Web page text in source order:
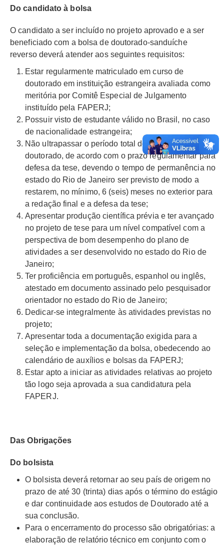
Do candidato à bolsa
O candidato a ser incluído no projeto aprovado e a ser
beneficiado com a bolsa de doutorado-sanduíche
reverso deverá atender aos seguintes requisitos:
Estar regularmente matriculado em curso de
doutorado em instituição estrangeira avaliada como
meritória por Comitê Especial de Julgamento
instituído pela FAPERJ;
Possuir visto de estudante válido no Brasil, no caso
de nacionalidade estrangeira;
Não ultrapassar o período total do curso de
doutorado, de acordo com o prazo regulamentar para
defesa da tese, devendo o tempo de permanência no
estado do Rio de Janeiro ser previsto de modo a
restarem, no mínimo, 6 (seis) meses no exterior para
a redação final e a defesa da tese;
Apresentar produção científica prévia e ter avançado
no projeto de tese para um nível compatível com a
perspectiva de bom desempenho do plano de
atividades a ser desenvolvido no estado do Rio de
Janeiro;
Ter proficiência em português, espanhol ou inglês,
atestado em documento assinado pelo pesquisador
orientador no estado do Rio de Janeiro;
Dedicar-se integralmente às atividades previstas no
projeto;
Apresentar toda a documentação exigida para a
seleção e implementação da bolsa, obedecendo ao
calendário de auxílios e bolsas da FAPERJ;
Estar apto a iniciar as atividades relativas ao projeto
tão logo seja aprovada a sua candidatura pela
FAPERJ.
Das Obrigações
Do bolsista
O bolsista deverá retornar ao seu país de origem no
prazo de até 30 (trinta) dias após o término do estágio
e dar continuidade aos estudos de Doutorado até a
sua conclusão.
Para o encerramento do processo são obrigatórias: a
elaboração de relatório técnico em conjunto com o